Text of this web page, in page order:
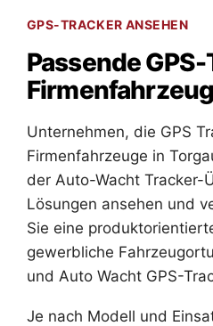
GPS-TRACKER ANSEHEN
Passende
Unternehmen, die GPS
Firmenfahrzeuge in
der Auto-Wacht Tracker-
Lösungen ansehen und
Sie eine
gewerbliche
und Auto Wacht GPS-
Je nach Modell und